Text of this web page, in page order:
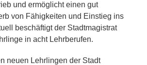
und ermöglicht einen gut
von Fähigkeiten und Einstieg ins
beschäftigt der Stadtmagistrat
in acht Lehrberufen.
neuen Lehrlingen der Stadt